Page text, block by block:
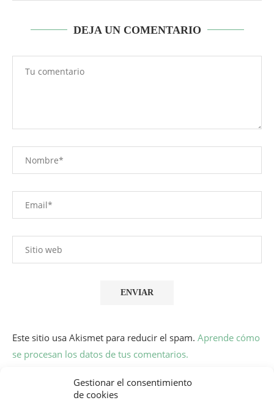
Gestionar el consentimiento
de cookies
DEJA UN COMENTARIO
Este sitio usa Akismet para reducir el spam. Aprende cómo
se procesan los datos de tus comentarios.